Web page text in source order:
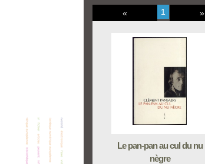
« 1 »
Le pan-pan au cul du nu
nègre